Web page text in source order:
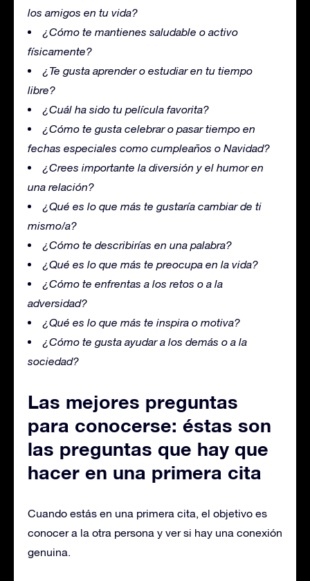
los amigos en tu vida?
¿Cómo te mantienes saludable o activo
físicamente?
¿Te gusta aprender o estudiar en tu tiempo
libre?
¿Cuál ha sido tu película favorita?
¿Cómo te gusta celebrar o pasar tiempo en
fechas especiales como cumpleaños o Navidad?
¿Crees importante la diversión y el humor en
una relación?
¿Qué es lo que más te gustaría cambiar de ti
mismo/a?
¿Cómo te describirías en una palabra?
¿Qué es lo que más te preocupa en la vida?
¿Cómo te enfrentas a los retos o a la
adversidad?
¿Qué es lo que más te inspira o motiva?
¿Cómo te gusta ayudar a los demás o a la
sociedad?
Las mejores preguntas
para conocerse: éstas son
las preguntas que hay que
hacer en una primera cita
Cuando estás en una primera cita, el objetivo es
conocer a la otra persona y ver si hay una conexión
genuina.